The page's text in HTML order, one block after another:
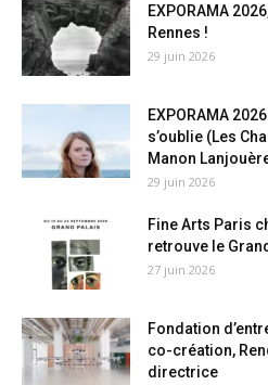
EXPORAMA
Rennes !
29 juin 2026
EXPORAMA
s’oublie (Les
Manon
29 juin 2026
Fine Arts Paris
retrouve le
27 juin 2026
Fondation
co-création,
directrice